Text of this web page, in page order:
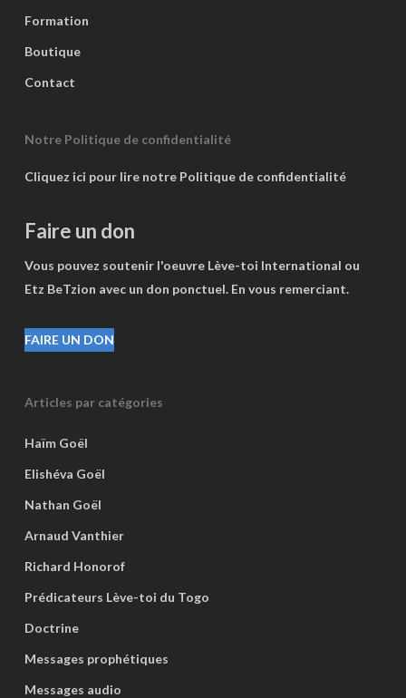
Formation
Boutique
Contact
Notre Politique de confidentialité
Cliquez ici pour lire notre Politique de confidentialité
Faire un don
Vous pouvez soutenir l'oeuvre Lève-toi International ou
Etz BeTzion avec un don ponctuel. En vous remerciant.
FAIRE UN DON
Articles par catégories
Haïm Goël
Elishéva Goël
Nathan Goël
Arnaud Vanthier
Richard Honorof
Prédicateurs Lève-toi du Togo
Doctrine
Messages prophétiques
Messages audio